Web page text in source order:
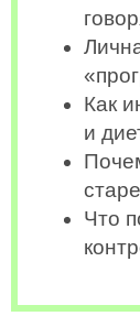
Как
и
Что